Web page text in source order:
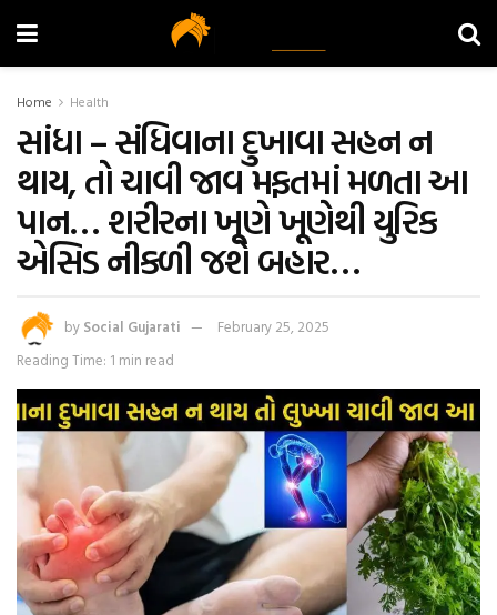
Home Health
સાંધા – સંધિવાના દુખાવા સહન ન
થાય, તો ચાવી જાવ મફતમાં મળતા આ
પાન… શરીરના ખૂણે ખૂણેથી યુરિક
એસિડ નીકળી જશે બહાર…
by Social Gujarati
February 25, 2025
Reading Time: 1 min read